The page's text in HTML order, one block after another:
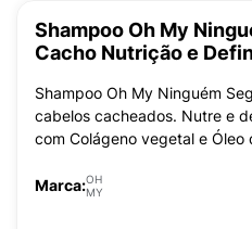
Shampoo Oh My
Cacho Nutrição e
Shampoo Oh My Ninguém
cabelos cacheados. Nutre e
com Colágeno vegetal e Óleo
Marca:OH
MY